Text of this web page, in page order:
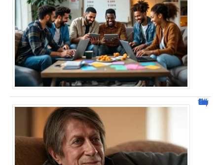
Jacques Dutronc fortune : estimation et sources de richesse !